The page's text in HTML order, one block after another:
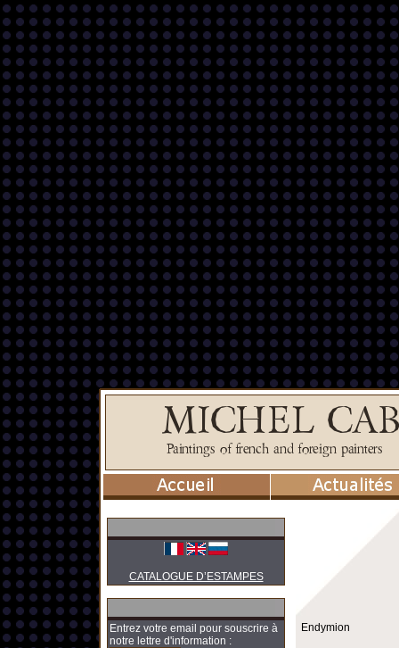
CATALOGUE D’ESTAMPES
Entrez votre email pour souscrire à
notre lettre d'information :
Endymion